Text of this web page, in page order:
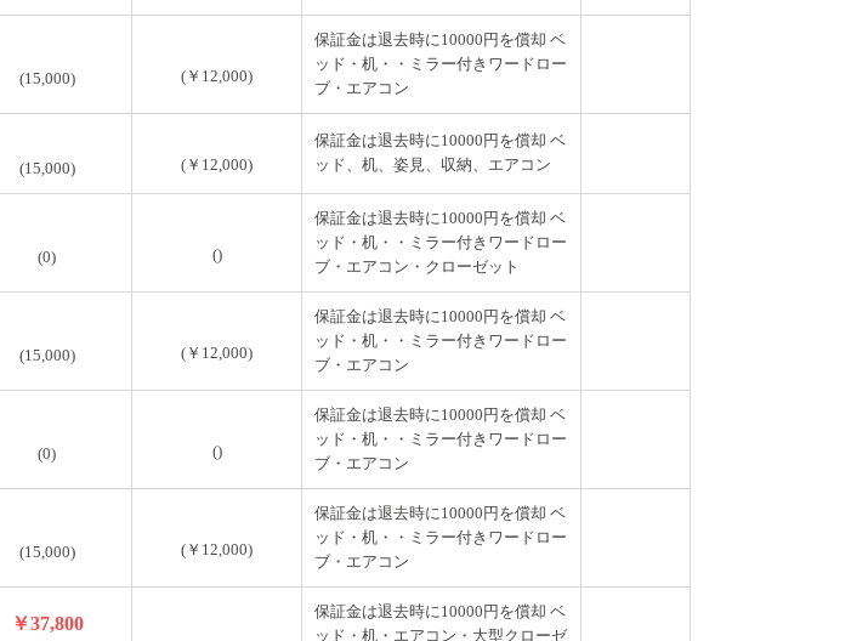
(15,000)
(￥12,000)
保証金は退去時に10000円を償却 ベ
ッド・机・・ミラー付きワードロー
ブ・エアコン
(15,000)
(￥12,000)
保証金は退去時に10000円を償却 ベ
ッド、机、姿見、収納、エアコン
(0)
()
保証金は退去時に10000円を償却 ベ
ッド・机・・ミラー付きワードロー
ブ・エアコン・クローゼット
(15,000)
(￥12,000)
保証金は退去時に10000円を償却 ベ
ッド・机・・ミラー付きワードロー
ブ・エアコン
(0)
()
保証金は退去時に10000円を償却 ベ
ッド・机・・ミラー付きワードロー
ブ・エアコン
(15,000)
(￥12,000)
保証金は退去時に10000円を償却 ベ
ッド・机・・ミラー付きワードロー
ブ・エアコン
￥37,800
保証金は退去時に10000円を償却 ベ
ッド・机・エアコン・大型クローゼ